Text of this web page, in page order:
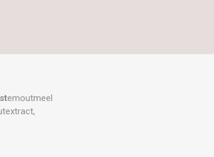
emoutmeel